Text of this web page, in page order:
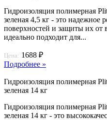
Гидроизоляция полимерная
зеленая 4,5 кг - это надежное
поверхностей и защиты их от
идеально подходит для...
Цена: 1688 ₽
Подробнее »
Гидроизоляция полимерная
зеленая 14 кг
Гидроизоляция полимерная
зеленая 14 кг - это